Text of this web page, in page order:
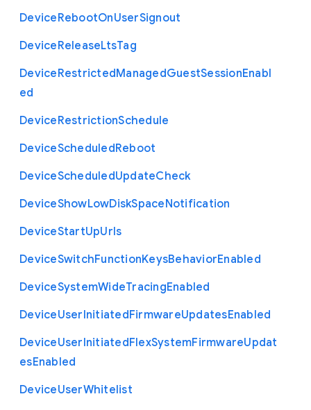
DeviceRebootOnUserSignout
DeviceReleaseLtsTag
DeviceRestrictedManagedGuestSessionEnabl
ed
DeviceRestrictionSchedule
DeviceScheduledReboot
DeviceScheduledUpdateCheck
DeviceShowLowDiskSpaceNotification
DeviceStartUpUrls
DeviceSwitchFunctionKeysBehaviorEnabled
DeviceSystemWideTracingEnabled
DeviceUserInitiatedFirmwareUpdatesEnabled
DeviceUserInitiatedFlexSystemFirmwareUpdat
esEnabled
DeviceUserWhitelist